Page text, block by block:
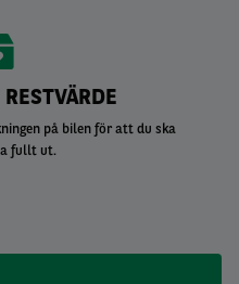
på bilen för att du ska
fullt ut.